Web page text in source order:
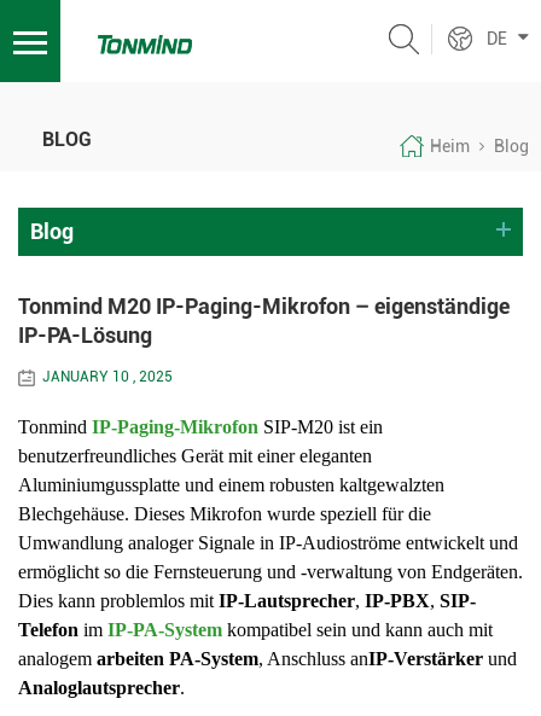
DE
BLOG Heim Blog
Blog
Tonmind M20 IP-Paging-Mikrofon – eigenständige
IP-PA-Lösung
JANUARY 10 , 2025
Tonmind IP-Paging-Mikrofon SIP-M20 ist ein
benutzerfreundliches Gerät mit einer eleganten
Aluminiumgussplatte und einem robusten kaltgewalzten
Blechgehäuse. Dieses Mikrofon wurde speziell für die
Umwandlung analoger Signale in IP-Audioströme entwickelt und
ermöglicht so die Fernsteuerung und -verwaltung von Endgeräten.
Dies kann problemlos mit IP-Lautsprecher, IP-PBX, SIP-
Telefon im IP-PA-System kompatibel sein und kann auch mit
analogem arbeiten PA-System, Anschluss anIP-Verstärker und
Analoglautsprecher.